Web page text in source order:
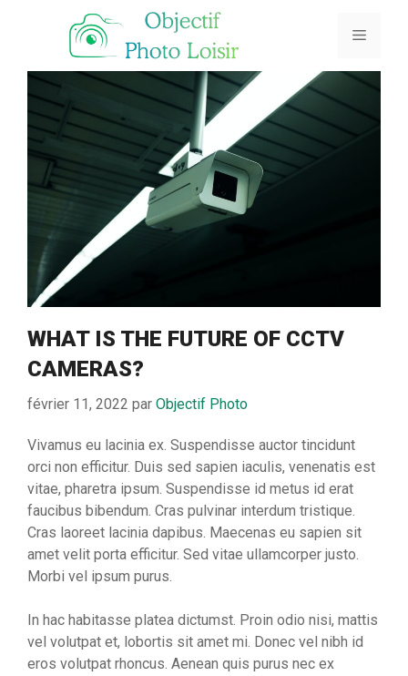
Menu
WHAT IS THE FUTURE OF CCTV
CAMERAS?
février 11, 2022 par Objectif Photo
Vivamus eu lacinia ex. Suspendisse auctor tincidunt
orci non efficitur. Duis sed sapien iaculis, venenatis est
vitae, pharetra ipsum. Suspendisse id metus id erat
faucibus bibendum. Cras pulvinar interdum tristique.
Cras laoreet lacinia dapibus. Maecenas eu sapien sit
amet velit porta efficitur. Sed vitae ullamcorper justo.
Morbi vel ipsum purus.
In hac habitasse platea dictumst. Proin odio nisi, mattis
vel volutpat et, lobortis sit amet mi. Donec vel nibh id
eros volutpat rhoncus. Aenean quis purus nec ex